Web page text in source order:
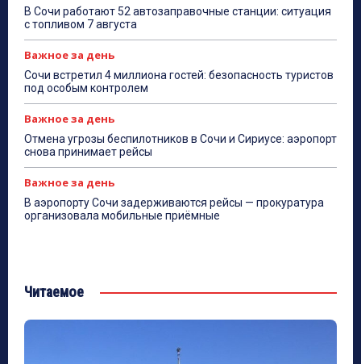
В Сочи работают 52 автозаправочные станции: ситуация
с топливом 7 августа
Важное за день
Сочи встретил 4 миллиона гостей: безопасность туристов
под особым контролем
Важное за день
Отмена угрозы беспилотников в Сочи и Сириусе: аэропорт
снова принимает рейсы
Важное за день
В аэропорту Сочи задерживаются рейсы — прокуратура
организовала мобильные приёмные
Читаемое